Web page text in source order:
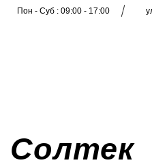
Пон - Суб : 09:00 - 17:00
Солтек